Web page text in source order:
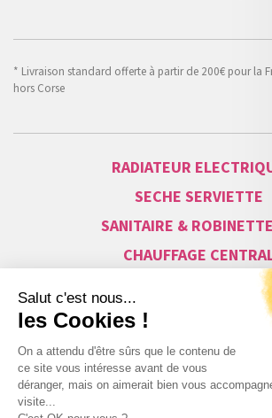
* Livraison standard offerte à partir de 200€ pour la
hors Corse
RADIATEUR
SECHE SERVIETTE
SANITAIRE &
CHAUFFAGE
ALARME & SÉCURITÉ
MAISON CONNECTÉE
VISIOPHONE &
LUMINAIRES &